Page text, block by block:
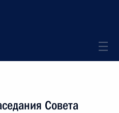
Совета